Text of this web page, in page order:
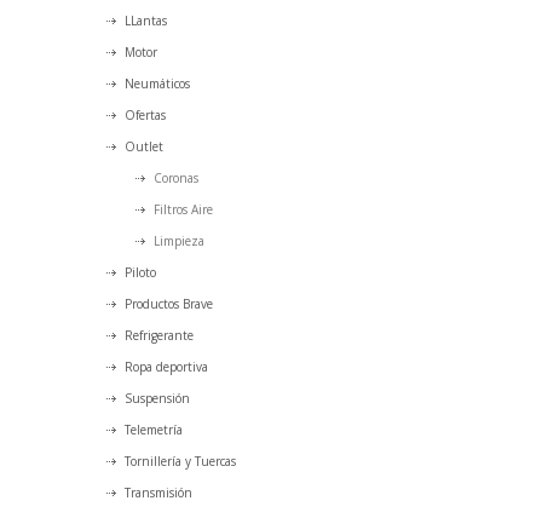
LLantas
Motor
Neumáticos
Ofertas
Outlet
Coronas
Filtros Aire
Limpieza
Piloto
Productos Brave
Refrigerante
Ropa deportiva
Suspensión
Telemetría
Tornillería y Tuercas
Transmisión